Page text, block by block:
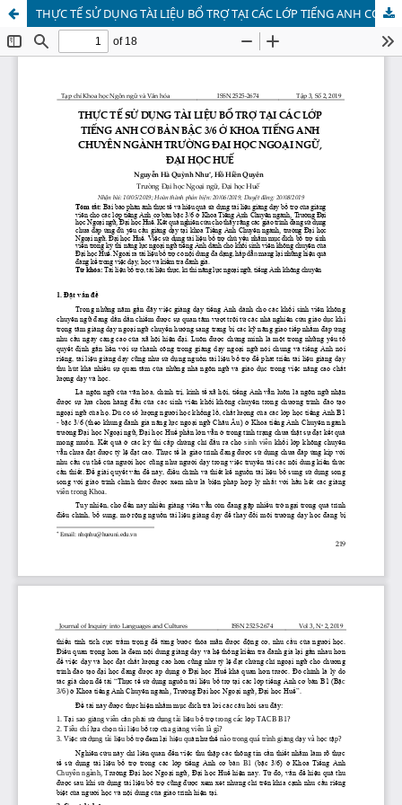
THỰC TẾ SỬ DỤNG TÀI LIỆU BỔ TRỢ TẠI CÁC LỚP TIẾNG ANH CƠ BẢN BẬC 3/6 Ở KHOA TIẾNG ANH CHUYÊN NGÀNH TRƯỜNG ĐẠI HỌC NGOẠI NGỮ, ĐẠI HỌC HUẾ